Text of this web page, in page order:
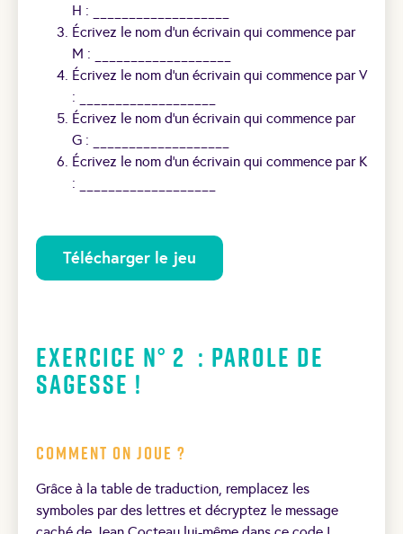
H : ___________________
Écrivez le nom d’un écrivain qui commence par
M : ___________________
Écrivez le nom d’un écrivain qui commence par V
: ___________________
Écrivez le nom d’un écrivain qui commence par
G : ___________________
Écrivez le nom d’un écrivain qui commence par K
: ___________________
Télécharger le jeu
Exercice N° 2 : Parole de
sagesse !
Comment on joue ?
Grâce à la table de traduction, remplacez les
symboles par des lettres et décryptez le message